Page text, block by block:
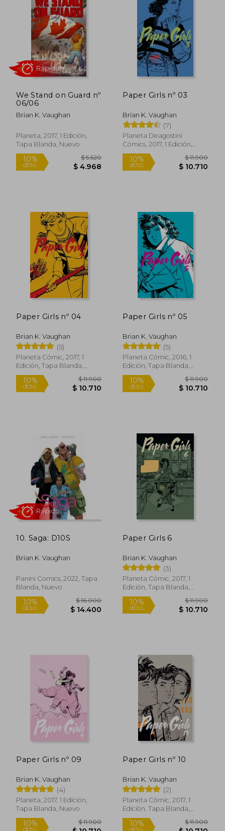
Além dos quadrinhos, Vaughan trabalhou
como roteirista de televisão, incluindo a
série Lost. Suas obras frequentemente
exploram temas como identidade, conflito
social e política, sempre com personagens
bem construídos e roteiros originais.
Reconhecido como um dos principais
escritores de sua geração, Vaughan é uma
contemporânea.
We Stand on Guard nº
06/06
Brian K. Vaughan
Planeta, 2017, 1 Edición,
Tapa Blanda, Nuevo
10%
dcto. $ 4.968
Paper Girls nº 03
Brian K. Vaughan
(7)
Planeta Deagostini
Cómics, 2017, 1 Edición,
Tapa Blanda, Nuevo
10%
dcto.
Paper Girls nº 04
Brian K. Vaughan
(5)
Planeta Cómic, 2017, 1
Edición, Tapa Blanda,
Nuevo
10%
dcto. $ 10.710
Paper Girls nº 05
Brian K. Vaughan
(5)
Planeta Cómic, 2016, 1
Edición, Tapa Blanda,
Nuevo
10%
dcto.
10. Saga: D10S
Brian K. Vaughan
Panini Comics, 2022, Tapa
Blanda, Nuevo
10%
dcto. $ 14.400
Paper Girls 6
Brian K. Vaughan
(3)
Planeta Cómic, 2017, 1
Edición, Tapa Blanda,
Nuevo
10%
dcto.
Paper Girls nº 09
Brian K. Vaughan
(4)
Planeta, 2017, 1 Edición,
Tapa Blanda, Nuevo
Paper Girls nº 10
Brian K. Vaughan
(2)
Planeta Cómic, 2017, 1
Edición, Tapa Blanda,
Nuevo